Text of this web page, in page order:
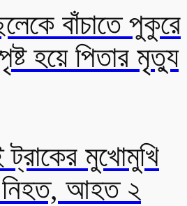
বাঁচাতে পুকুরে
হয়ে পিতার মৃত্যু
মুখোমুখি
নিহত, আহত ২